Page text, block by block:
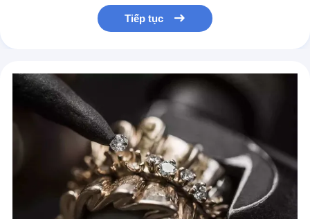
Cartier Juste Un Clou Nhẫn vàng vàng 18K tinh khiết với kim cương
Cartier Juste Un Clou 18k Rose Gold Ring with Diamonds bán buôn đồ trang sức vàng 18k ở Mỹ
Solid Real 18k Gold CARTIER LOVE BRACELET bởi 1:1 Copy 18k vàng đồ trang sức Canada
Bulgari Replica Serpenti Viper Nhẫn một cuộn 18k Vàng hồng kim cương trên đầu Đồ trang sức vàng 18k
Tiếp tục